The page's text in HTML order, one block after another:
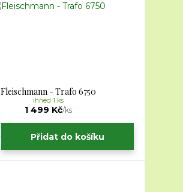
Fleischmann - Trafo 6750
1 499 Kč/ks
ihned 1 ks
Přidat do košíku